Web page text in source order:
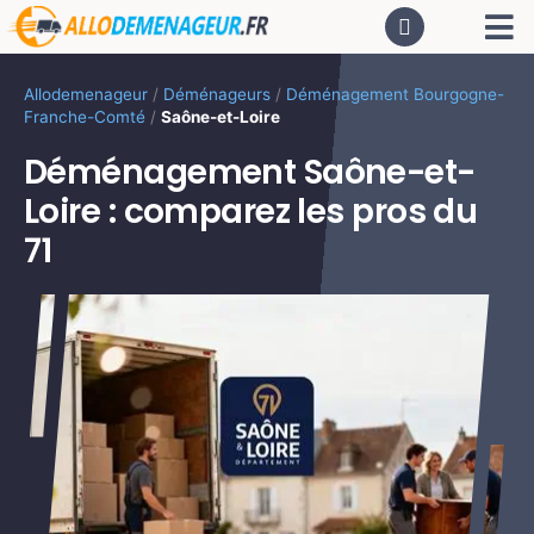
Passer
au
Allodemenageur / Déménageurs / Déménagement Bourgogne-
Franche-Comté / Saône-et-Loire
Déménagement Saône-et-
Loire : comparez les pros du
71